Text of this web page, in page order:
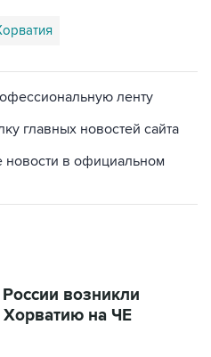
ленту
главных новостей сайта
новости в официальном
возникли
на ЧЕ